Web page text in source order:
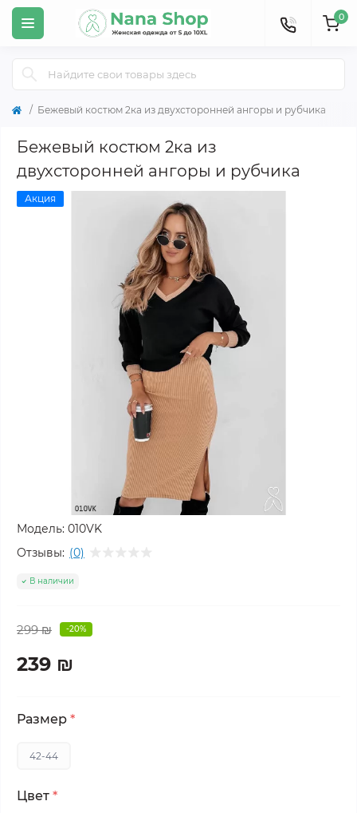
0
Бежевый костюм 2ка из двухсторонней ангоры и рубчика
Бежевый костюм 2ка из
двухсторонней ангоры и рубчика
Акция
Модель: 010VK
Отзывы: (0)
В наличии
299 ₪ -20%
239 ₪
Размер *
42-44
Цвет *